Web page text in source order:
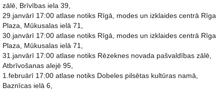
zālē, Brīvības iela 39,
29.janvārī 17:00 atlase notiks Rīgā, modes un izklaides centrā Rīga
Plaza, Mūkusalas ielā 71,
30.janvārī 17:00 atlase notiks Rīgā, modes un izklaides centrā Rīga
Plaza, Mūkusalas ielā 71,
31.janvārī 17:00 atlase notiks Rēzeknes novada pašvaldības zālē,
Atbrīvošanas alejē 95,
1.februārī 17:00 atlase notiks Dobeles pilsētas kultūras namā,
Baznīcas ielā 6,